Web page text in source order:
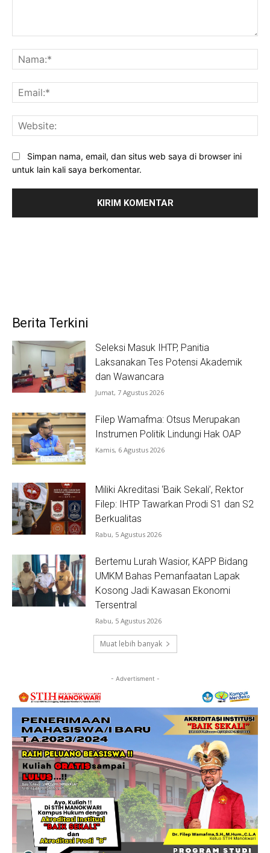
Simpan nama, email, dan situs web saya di browser ini
untuk lain kali saya berkomentar.
Berita Terkini
Seleksi Masuk IHTP, Panitia
Laksanakan Tes Potensi Akademik
dan Wawancara
Jumat, 7 Agustus 2026
Filep Wamafma: Otsus Merupakan
Instrumen Politik Lindungi Hak OAP
Kamis, 6 Agustus 2026
Miliki Akreditasi ‘Baik Sekali’, Rektor
Filep: IHTP Tawarkan Prodi S1 dan S2
Berkualitas
Rabu, 5 Agustus 2026
Bertemu Lurah Wasior, KAPP Bidang
UMKM Bahas Pemanfaatan Lapak
Kosong Jadi Kawasan Ekonomi
Tersentral
Rabu, 5 Agustus 2026
Muat lebih banyak
- Advertisment -